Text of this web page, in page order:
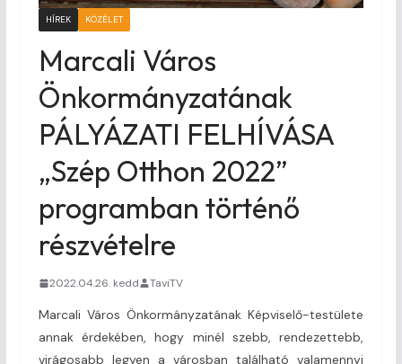
HÍREK KÖZÉLET
Marcali Város
Önkormányzatának
PÁLYÁZATI FELHÍVÁSA
„Szép Otthon 2022”
programban történő
részvételre
2022.04.26. kedd TaviTV
Marcali Város Önkormányzatának Képviselő-testülete
annak érdekében, hogy minél szebb, rendezettebb,
virágosabb legyen a városban található valamennyi